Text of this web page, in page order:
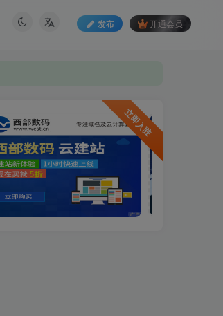
发布 开通会员
立即入驻